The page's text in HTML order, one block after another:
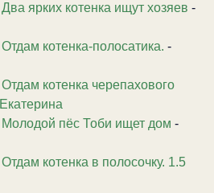
Два ярких котенка ищут хозяев -
Отдам котенка-полосатика. -
Отдам котенка черепахового
Екатерина
Молодой пёс Тоби ищет дом -
Отдам котенка в полосочку. 1.5